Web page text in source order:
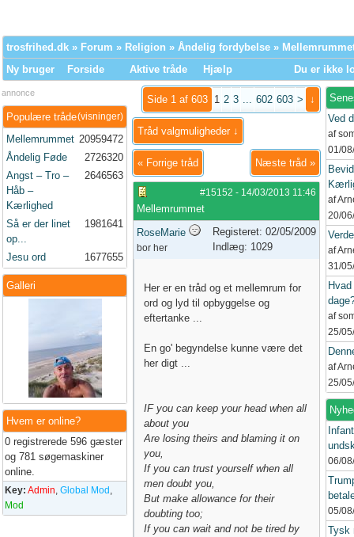
trosfrihed.dk » Forum » Religion » Åndelig fordybelse »
Ny bruger
Forside Aktive tråde Hjælp Du er ikke
annonce
(visninger)
Populære tråde
Mellemrummet 20959472
Åndelig Føde
2726320
Angst – Tro –
Håb –
Kærlighed
2646563
Så er der linet
op...
1981641
Jesu ord 1677655
Galleri
Hvem er online?
0 registrerede 596 gæster
og 781 søgemaskiner
online.
Key: Admin, Global Mod ,
Mod
Side 1 af 603 1 2 3 ... 602 603 > ↓
Tråd valgmuligheder ↓
« Forrige tråd Næste tråd »
#15152 - 14/03/2013 11:46
Mellemrummet
RoseMarie
bor her
Registeret: 02/05/2009
Indlæg: 1029
Her er en tråd og et mellemrum for
ord og lyd til opbyggelse og
eftertanke ...
En go' begyndelse kunne være det
her digt ...
IF you can keep your head when all
about you
Are losing theirs and blaming it on
you,
If you can trust yourself when all
men doubt you,
But make allowance for their
doubting too;
If you can wait and not be tired by
Ved
af
01/
af
20/
af
31/
af
25/
af
25/
06/
05/
Tysk